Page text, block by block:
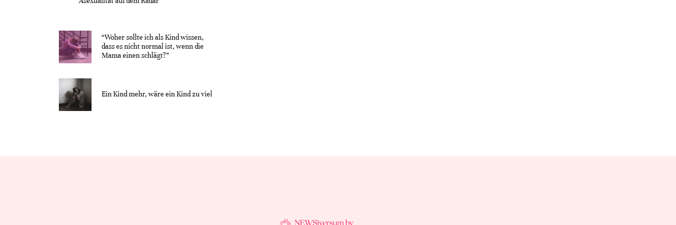
“Woher sollte ich als Kind wissen,
dass es nicht normal ist, wenn die
Mama einen schlägt?”
Ein Kind mehr, wäre ein Kind zu viel